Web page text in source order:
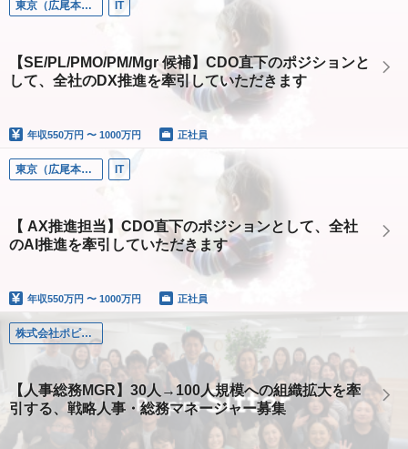
東京（広尾本社） IT
【SE/PL/PMO/PM/Mgr 候補】CDO直下のポジションと
して、全社のDX推進を牽引していただきます
年収550万円 〜 1000万円 正社員
東京（広尾本社） IT
【 AX推進担当】CDO直下のポジションとして、全社
のAI推進を牽引していただきます
年収550万円 〜 1000万円 正社員
株式会社ポピンズシッター
【人事総務MGR】30人→100人規模への組織拡大を牽
引する、戦略人事・総務マネージャー募集